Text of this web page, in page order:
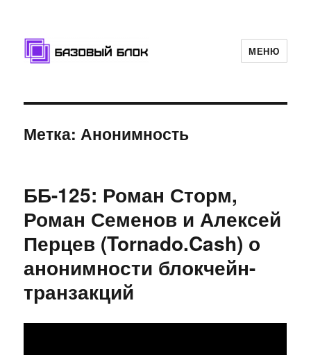
МЕНЮ
Метка: Анонимность
ББ-125: Роман Сторм,
Роман Семенов и Алексей
Перцев (Tornado.Cash) о
анонимности блокчейн-
транзакций